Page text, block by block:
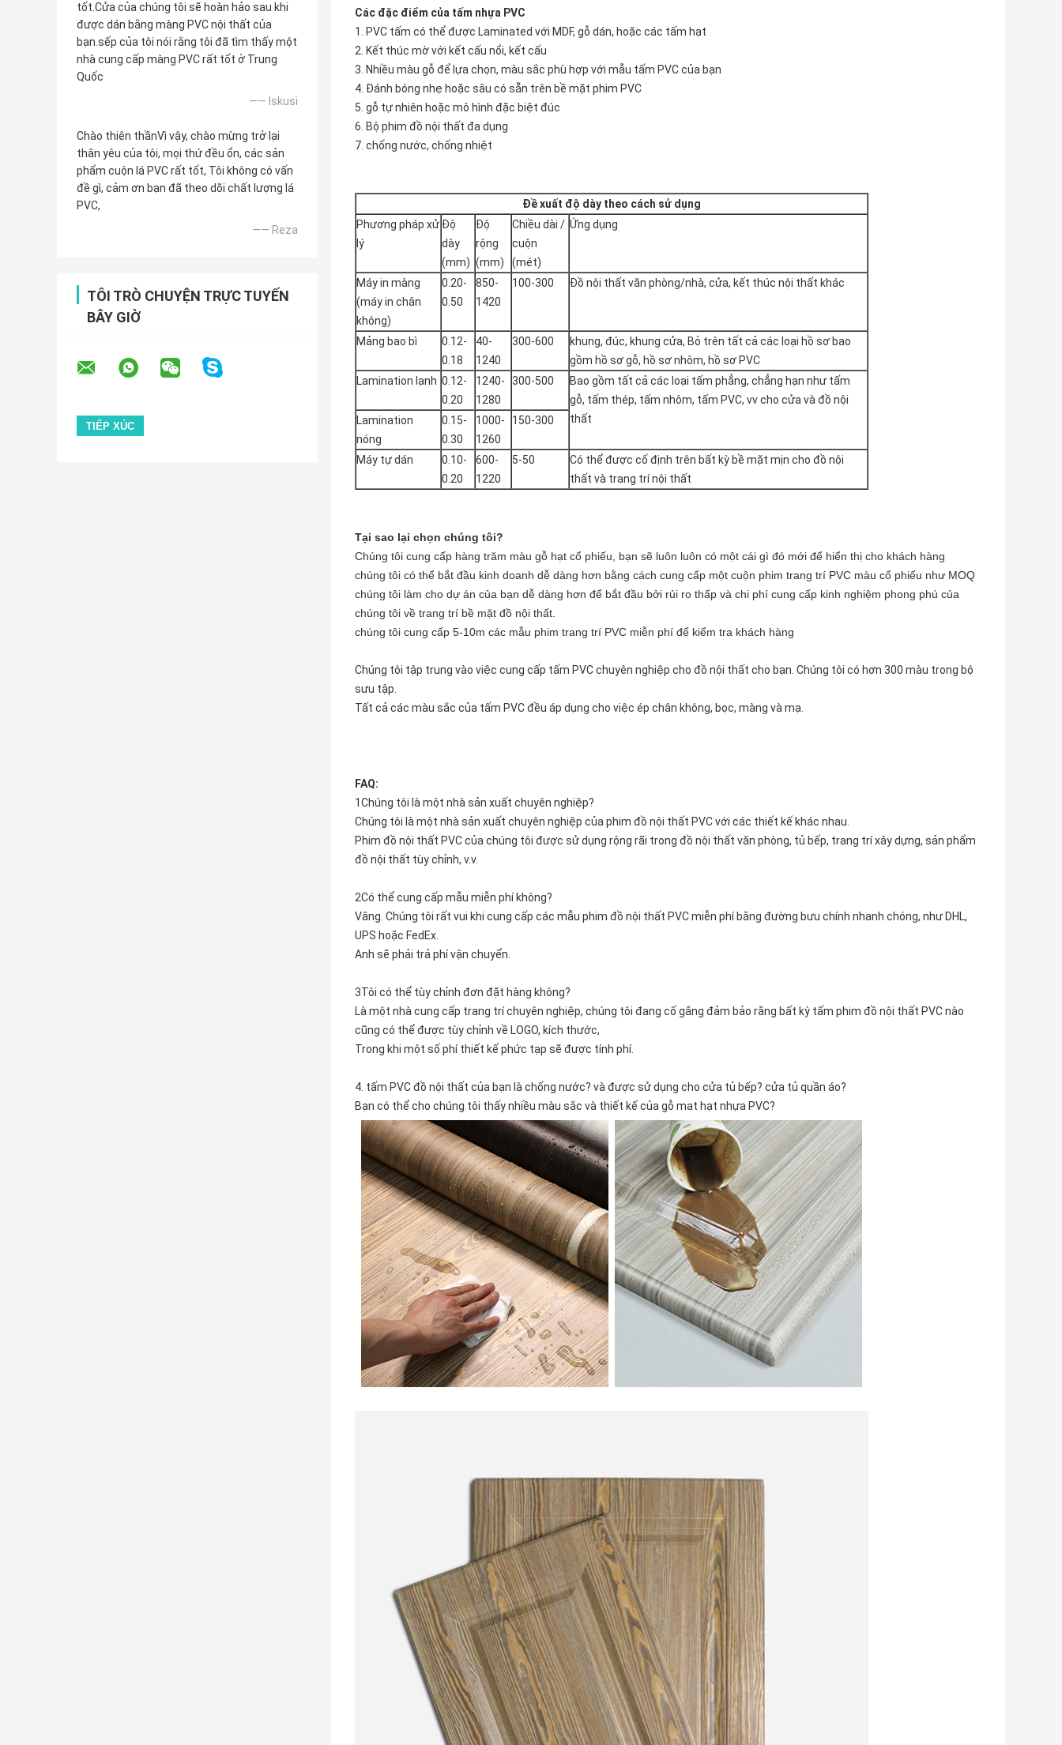
tốt.Cửa của chúng tôi sẽ hoàn hảo sau khi
được dán bằng màng PVC nội thất của
bạn.sếp của tôi nói rằng tôi đã tìm thấy một
nhà cung cấp màng PVC rất tốt ở Trung
Quốc
—— Iskusi
Chào thiên thầnVì vậy, chào mừng trở lại
thân yêu của tôi, mọi thứ đều ổn, các sản
phẩm cuộn lá PVC rất tốt, Tôi không có vấn
đề gì, cảm ơn bạn đã theo dõi chất lượng lá
PVC,
—— Reza
TÔI TRÒ CHUYỆN TRỰC TUYẾN
BÂY GIỜ
Các đặc điểm của tấm nhựa PVC
1. PVC tấm có thể được Laminated với MDF, gỗ dán, hoặc các tấm hạt
2. Kết thúc mờ với kết cấu nổi, kết cấu
3. Nhiều màu gỗ để lựa chọn, màu sắc phù hợp với mẫu tấm PVC của bạn
4. Đánh bóng nhẹ hoặc sâu có sẵn trên bề mặt phim PVC
5. gỗ tự nhiên hoặc mô hình đặc biệt đúc
6. Bộ phim đồ nội thất đa dụng
7. chống nước, chống nhiệt
Đề xuất độ dày theo cách sử dụng
Phương pháp xử
lý
Độ
dày
(mm)
Độ
rộng
(mm)
Chiều dài /
cuộn
(mét)
Ứng dụng
Máy in màng
(máy in chân
không)
0.20-
0.50
850-
1420
100-300 Đồ nội thất văn phòng/nhà, cửa, kết thúc nội thất khác
Mảng bao bì
0.12-
0.18
40-
1240
300-600
khung, đúc, khung cửa, Bỏ trên tất cả các loại hồ sơ bao
gồm hồ sơ gỗ, hồ sơ nhôm, hồ sơ PVC
Lamination lạnh 0.12-
0.20
1240-
1280
300-500
Bao gồm tất cả các loại tấm phẳng, chẳng hạn như tấm
gỗ, tấm thép, tấm nhôm, tấm PVC, vv cho cửa và đồ nội
thất
Lamination
nóng
0.15-
0.30
1000-
1260
150-300
Máy tự dán
0.10-
0.20
600-
1220
5-50
Có thể được cố định trên bất kỳ bề mặt mịn cho đồ nội
thất và trang trí nội thất
Tại sao lại chọn chúng tôi?
Chúng tôi cung cấp hàng trăm màu gỗ hạt cổ phiếu, bạn sẽ luôn luôn có một cái gì đó mới để hiển thị cho khách hàng
chúng tôi có thể bắt đầu kinh doanh dễ dàng hơn bằng cách cung cấp một cuộn phim trang trí PVC màu cổ phiếu như MOQ
chúng tôi làm cho dự án của bạn dễ dàng hơn để bắt đầu bởi rủi ro thấp và chi phí cung cấp kinh nghiệm phong phú của
chúng tôi về trang trí bề mặt đồ nội thất.
chúng tôi cung cấp 5-10m các mẫu phim trang trí PVC miễn phí để kiểm tra khách hàng
Chúng tôi tập trung vào việc cung cấp tấm PVC chuyên nghiệp cho đồ nội thất cho bạn. Chúng tôi có hơn 300 màu trong bộ
sưu tập.
Tất cả các màu sắc của tấm PVC đều áp dụng cho việc ép chân không, bọc, màng và mạ.
FAQ:
1Chúng tôi là một nhà sản xuất chuyên nghiệp?
Chúng tôi là một nhà sản xuất chuyên nghiệp của phim đồ nội thất PVC với các thiết kế khác nhau.
Phim đồ nội thất PVC của chúng tôi được sử dụng rộng rãi trong đồ nội thất văn phòng, tủ bếp, trang trí xây dựng, sản phẩm
đồ nội thất tùy chỉnh, v.v.
2Có thể cung cấp mẫu miễn phí không?
Vâng. Chúng tôi rất vui khi cung cấp các mẫu phim đồ nội thất PVC miễn phí bằng đường bưu chính nhanh chóng, như DHL,
UPS hoặc FedEx.
Anh sẽ phải trả phí vận chuyển.
3Tôi có thể tùy chỉnh đơn đặt hàng không?
Là một nhà cung cấp trang trí chuyên nghiệp, chúng tôi đang cố gắng đảm bảo rằng bất kỳ tấm phim đồ nội thất PVC nào
cũng có thể được tùy chỉnh về LOGO, kích thước,
Trong khi một số phí thiết kế phức tạp sẽ được tính phí.
4. tấm PVC đồ nội thất của bạn là chống nước? và được sử dụng cho cửa tủ bếp? cửa tủ quần áo?
Bạn có thể cho chúng tôi thấy nhiều màu sắc và thiết kế của gỗ mat hạt nhựa PVC?